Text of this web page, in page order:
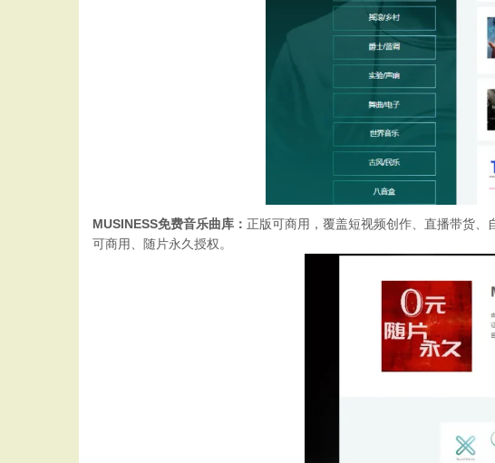
MUSINESS免费音乐曲库： 正版可商用，覆盖短视频创作、直播带货
可商用、随片永久授权。